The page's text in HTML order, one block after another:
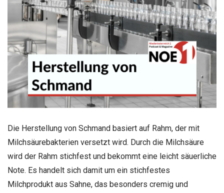
Die Herstellung von Schmand basiert auf Rahm, der mit
Milchsäurebakterien versetzt wird. Durch die Milchsäure
wird der Rahm stichfest und bekommt eine leicht säuerliche
Note. Es handelt sich damit um ein stichfestes
Milchprodukt aus Sahne, das besonders cremig und